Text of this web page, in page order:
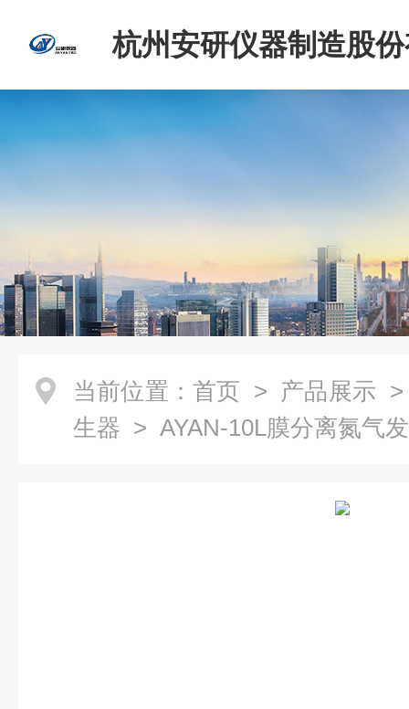
杭州安研仪器制造股
司
当前位置： 首页 > 产品展示
生器 > AYAN-10L膜分离氮气